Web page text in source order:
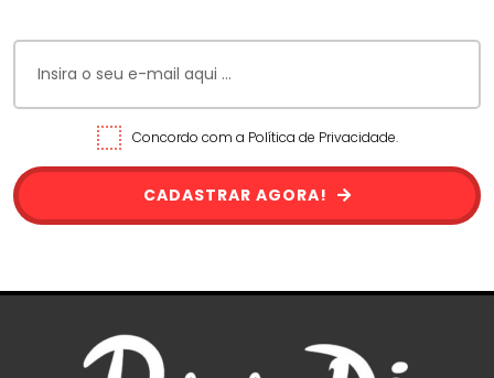
Concordo com a Política de Privacidade.
CADASTRAR AGORA!